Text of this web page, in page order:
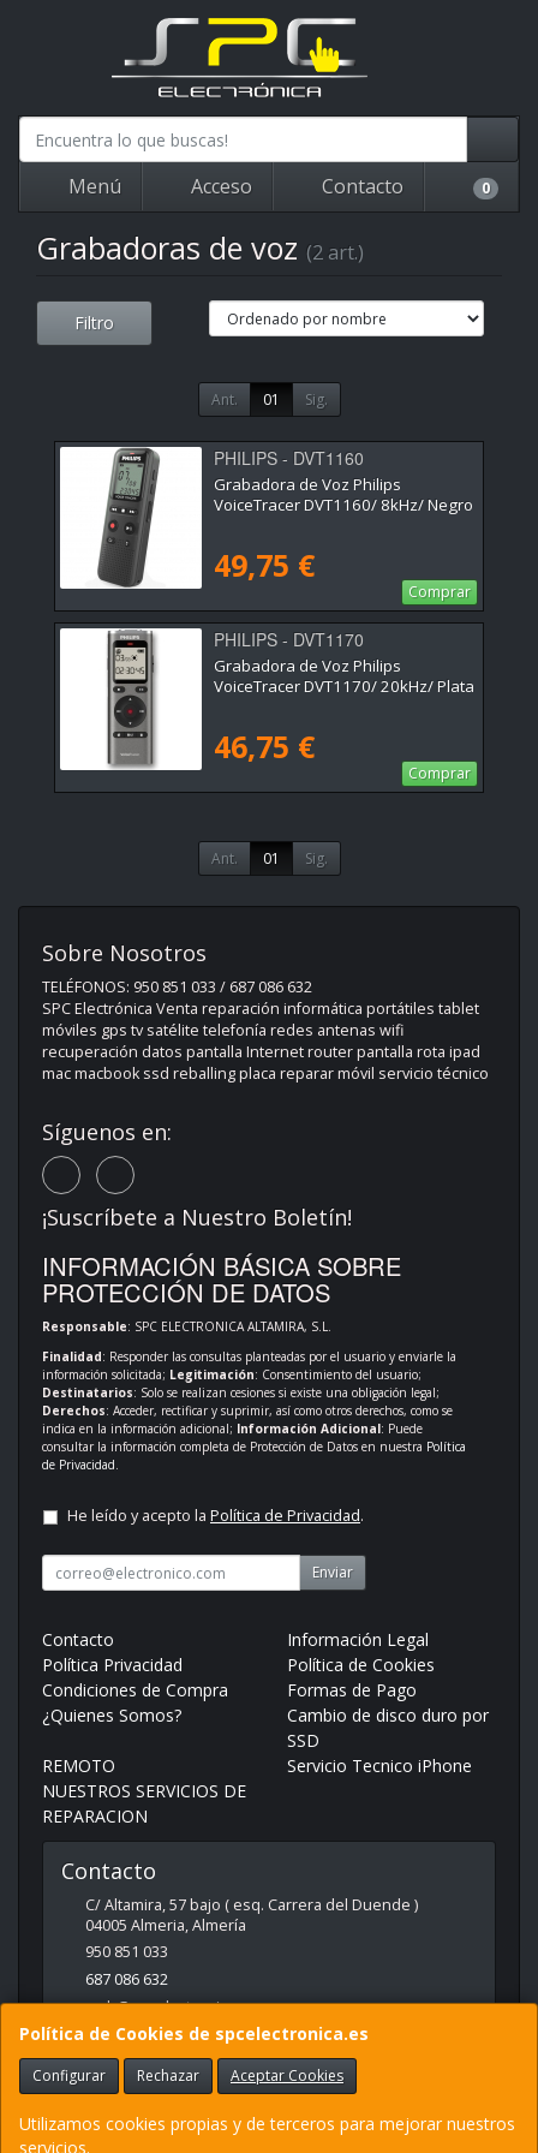
Menú Acceso Contacto 0
Grabadoras de voz (2 art.)
Filtro
Ant. 01 Sig.
PHILIPS - DVT1160
Grabadora de Voz Philips
VoiceTracer DVT1160/ 8kHz/ Negro
49,75 €
Comprar
PHILIPS - DVT1170
Grabadora de Voz Philips
VoiceTracer DVT1170/ 20kHz/ Plata
46,75 €
Comprar
Ant. 01 Sig.
Política de Cookies de spcelectronica.es
Configurar Rechazar Aceptar Cookies
Utilizamos cookies propias y de terceros para mejorar nuestros
servicios.
Sobre Nosotros
TELÉFONOS: 950 851 033 / 687 086 632
SPC Electrónica Venta reparación informática portátiles tablet
móviles gps tv satélite telefonía redes antenas wifi
recuperación datos pantalla Internet router pantalla rota ipad
mac macbook ssd reballing placa reparar móvil servicio técnico
Síguenos en:
¡Suscríbete a Nuestro Boletín!
INFORMACIÓN BÁSICA SOBRE
PROTECCIÓN DE DATOS
Responsable: SPC ELECTRONICA ALTAMIRA, S.L.
Finalidad: Responder las consultas planteadas por el usuario y enviarle la
información solicitada; Legitimación: Consentimiento del usuario;
Destinatarios: Solo se realizan cesiones si existe una obligación legal;
Derechos: Acceder, rectificar y suprimir, así como otros derechos, como se
indica en la información adicional; Información Adicional: Puede
consultar la información completa de Protección de Datos en nuestra Política
de Privacidad.
He leído y acepto la Política de Privacidad.
Enviar
Contacto
Información Legal
Política Privacidad
Política de Cookies
Condiciones de Compra
Formas de Pago
¿Quienes Somos?
Cambio de disco duro por
SSD
REMOTO
Servicio Tecnico iPhone
NUESTROS SERVICIOS DE
REPARACION
Contacto
C/ Altamira, 57 bajo ( esq. Carrera del Duende )
04005 Almeria,Almería
950 851 033
687 086 632
web@spcelectronica.es
Horario
9:30 - 14:00 Y 17:00 - 21:00